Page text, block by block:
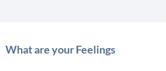
What are your Feelings